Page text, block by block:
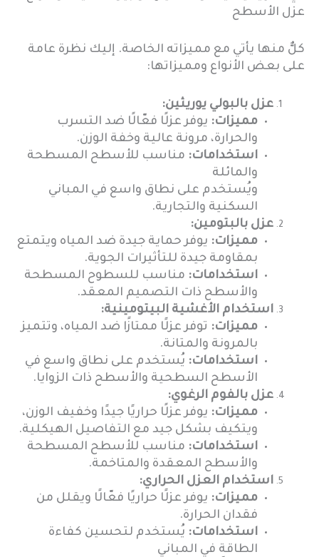
عزل الأسطح
كلٌّ منها يأتي مع مميزاته الخاصة. إليك نظرة عامة
على بعض الأنواع ومميزاتها:
عزل بالبولي يوريثين:
مميزات: يوفر عزلًا فعّالًا ضد التسرب
والحرارة، مرونة عالية وخفة الوزن.
استخدامات: مناسب للأسطح المسطحة
والمائلة
ويُستخدم على نطاق واسع في المباني
السكنية والتجارية.
عزل بالبتومين:
مميزات: يوفر حماية جيدة ضد المياه ويتمتع
بمقاومة جيدة للتأثيرات الجوية.
استخدامات: مناسب للسطوح المسطحة
والأسطح ذات التصميم المعقد.
استخدام الأغشية البيتومينية:
مميزات: توفر عزلًا ممتازًا ضد المياه، وتتميز
بالمرونة والمتانة.
استخدامات: يُستخدم على نطاق واسع في
الأسطح السطحية والأسطح ذات الزوايا.
عزل بالفوم الرغوي:
مميزات: يوفر عزلًا حراريًا جيدًا وخفيف الوزن،
ويتكيف بشكل جيد مع التفاصيل الهيكلية.
استخدامات: مناسب للأسطح المسطحة
والأسطح المعقدة والمتاخمة.
استخدام العزل الحراري:
مميزات: يوفر عزلًا حراريًا فعّالًا ويقلل من
فقدان الحرارة.
استخدامات: يُستخدم لتحسين كفاءة
الطاقة في المباني